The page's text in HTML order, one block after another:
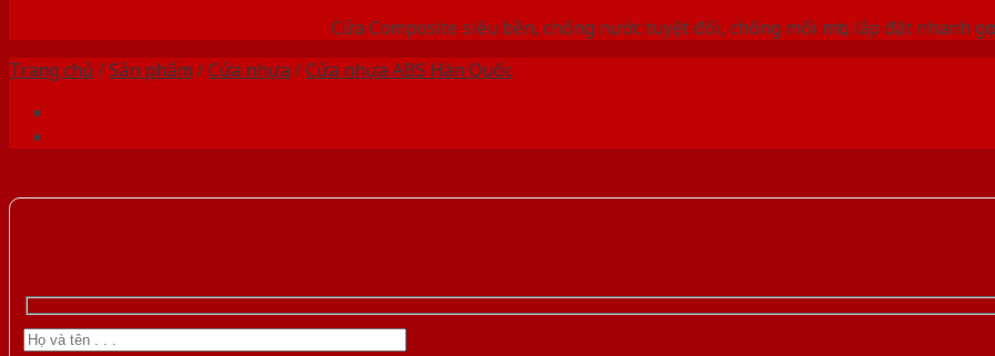
Cửa Composite siêu bền, chống nước tuyệt đối, chống mối mọt, lắp đặt nhanh gọn
Trang chủ /Sản phẩm /Cửa nhựa /Cửa nhựa ABS Hàn Quốc